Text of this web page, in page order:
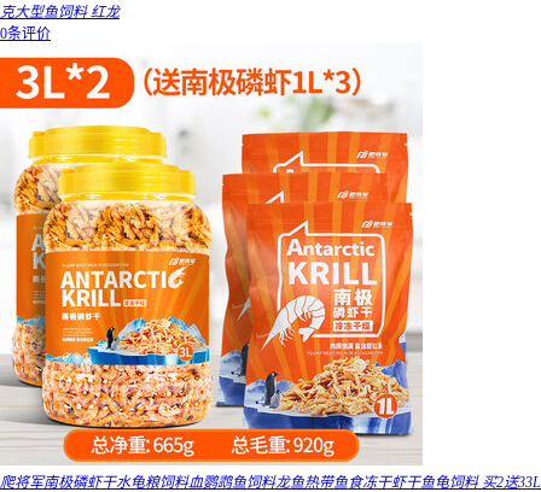
克大型鱼饲料 红龙
0条评价
爬将军南极磷虾干水龟粮饲料血鹦鹉鱼饲料龙鱼热带鱼食冻干虾干鱼龟饲料 买2送33L